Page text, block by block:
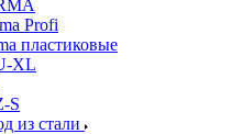
Profi
пластиковые
XL
S
из стали